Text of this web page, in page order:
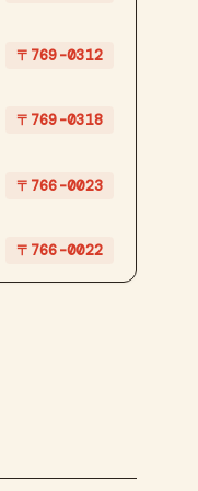
〒769-0312
〒769-0318
〒766-0023
〒766-0022